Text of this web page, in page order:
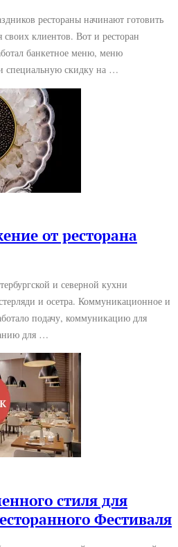
рестораны начинают готовить
клиентов. Вот и ресторан
банкетное меню, меню
специальную скидку на …
от ресторана
и северной кухни
и осетра. Коммуникационное и
подачу, коммуникацию для
для …
стиля для
Фестиваля